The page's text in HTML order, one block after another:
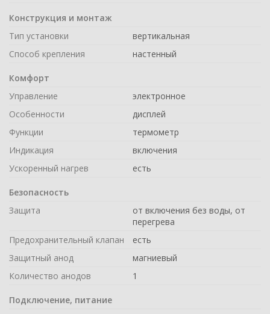
Конструкция и монтаж
Тип установки
вертикальная
Способ крепления
настенный
Комфорт
Управление
электронное
Особенности
дисплей
Функции
термометр
Индикация
включения
Ускоренный нагрев
есть
Безопасность
Защита
от включения без воды, от
перегрева
Предохранительный клапан
есть
Защитный анод
магниевый
Количество анодов
1
Подключение, питание